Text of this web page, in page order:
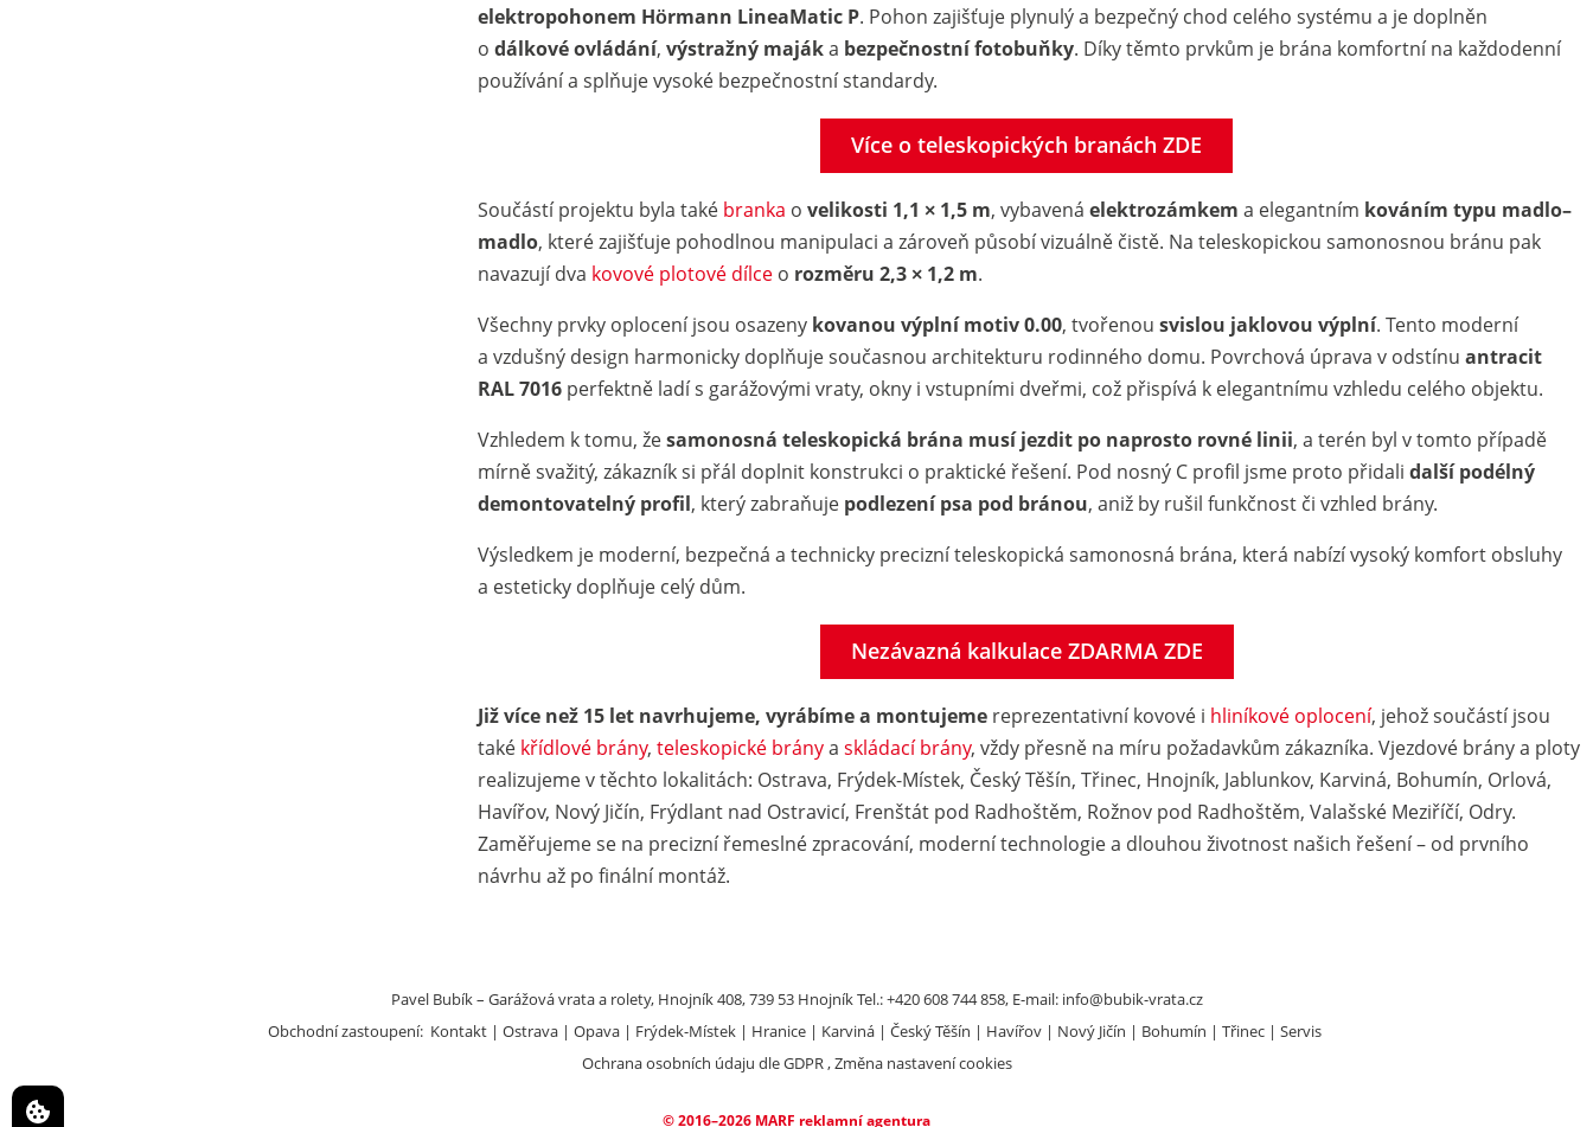
elektropohonem Hörmann LineaMatic P. Pohon zajišťuje plynulý a bezpečný chod celého systému a je doplněn
odálkové ovládání,výstražný majáka bezpečnostní fotobuňky. Díky těmto prvkům je brána komfortní na každodenní
používání a splňuje vysoké bezpečnostní standardy.
Více o teleskopických branách ZDE
Součástí projektu byla také branka ovelikosti 1,1 × 1,5 m, vybavenáelektrozámkem a elegantním kováním typu madlo–
madlo, které zajišťuje pohodlnou manipulaci a zároveň působí vizuálně čistě. Na teleskopickou samonosnou bránu pak
navazují dva kovové plotové dílce o rozměru 2,3 × 1,2 m.
Všechny prvky oplocení jsou osazeny kovanou výplní motiv 0.00, tvořenousvislou jaklovou výplní. Tento moderní
a vzdušný design harmonicky doplňuje současnou architekturu rodinného domu. Povrchová úprava v odstínuantracit
RAL 7016 perfektně ladí s garážovými vraty, okny i vstupními dveřmi, což přispívá k elegantnímu vzhledu celého objektu.
Vzhledem k tomu, žesamonosná teleskopická brána musí jezdit po naprosto rovné linii, a terén byl v tomto případě
mírně svažitý, zákazník si přál doplnit konstrukci o praktické řešení. Pod nosný C profil jsme proto přidalidalší podélný
demontovatelný profil, který zabraňuje podlezení psa pod bránou, aniž by rušil funkčnost či vzhled brány.
Výsledkem je moderní, bezpečná a technicky precizní teleskopická samonosná brána, která nabízí vysoký komfort obsluhy
a esteticky doplňuje celý dům.
Nezávazná kalkulace ZDARMA ZDE
Již více než 15 let navrhujeme, vyrábíme a montujeme reprezentativní kovové i hliníkové oplocení, jehož součástí jsou
také křídlové brány,teleskopické brányaskládací brány, vždy přesně na míru požadavkům zákazníka. Vjezdové brány a ploty
realizujeme v těchto lokalitách: Ostrava, Frýdek-Místek, Český Těšín, Třinec, Hnojník, Jablunkov, Karviná, Bohumín, Orlová,
Havířov, Nový Jičín, Frýdlant nad Ostravicí, Frenštát pod Radhoštěm, Rožnov pod Radhoštěm, Valašské Meziříčí, Odry.
Zaměřujeme se na precizní řemeslné zpracování, moderní technologie a dlouhou životnost našich řešení – od prvního
návrhu až po finální montáž.
Pavel Bubík – Garážová vrata a rolety, Hnojník 408, 739 53 Hnojník Tel.: +420 608 744 858, E-mail: info@bubik-vrata.cz
Obchodní zastoupení: Kontakt Ostrava Opava Frýdek-Místek Hranice Karviná Český Těšín Havířov Nový Jičín Bohumín Třinec
Servis
Ochrana osobních údaju dle GDPR,Změna nastavení cookies
© 2016–2026 MARF reklamní agentura